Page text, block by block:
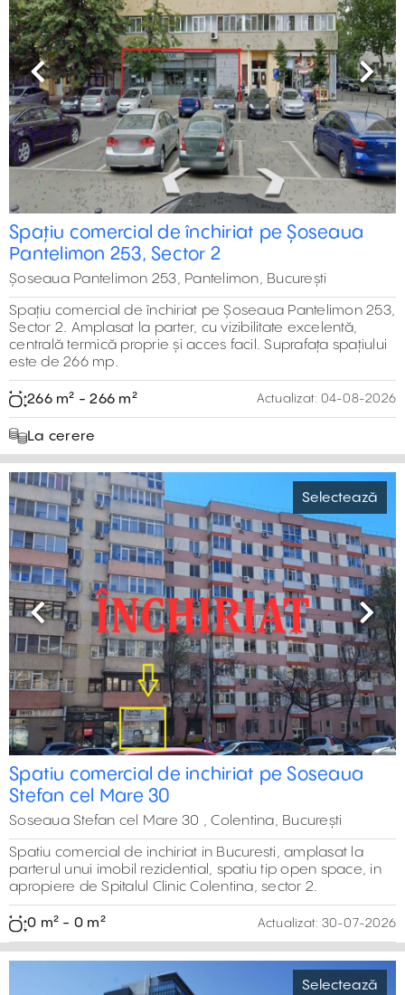
Previous Next
Spațiu comercial de închiriat pe Șoseaua
Pantelimon 253, Sector 2
Șoseaua Pantelimon 253, Pantelimon, București
Spațiu comercial de închiriat pe Șoseaua Pantelimon 253,
Sector 2. Amplasat la parter, cu vizibilitate excelentă,
centrală termică proprie și acces facil. Suprafața spațiului
este de 266 mp.
266 m² - 266 m² Actualizat: 04-08-2026
La cerere
Selectează
Previous Next
Spatiu comercial de inchiriat pe Soseaua
Stefan cel Mare 30
Soseaua Stefan cel Mare 30 , Colentina, București
Spatiu comercial de inchiriat in Bucuresti, amplasat la
parterul unui imobil rezidential, spatiu tip open space, in
apropiere de Spitalul Clinic Colentina, sector 2.
0 m² - 0 m² Actualizat: 30-07-2026
Selectează